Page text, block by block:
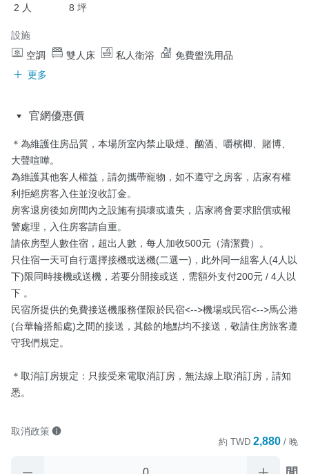
2 人
8 坪
設施
空調
雙人床 私人衛浴
免費盥洗用品
更多
官網優惠價
＊為維護住房品質，本場所室內禁止吸煙、酗酒、嚼檳楖、賭博、
大聲喧嘩。
為維護其他客人權益，請勿攜帶寵物，如不遵守之房客，店家有權
利拒絕房客入住並沒收訂金。
房客退房後如房間內之設施有損壞或遺失，店家將會要求賠償或報
警處理，入住房客請自重。
請依房型人數住宿，超出人數，每人加收500元（清潔費）。
只住宿一天可自行選擇接機或送機(二選一)，此外同一組客人(4人以
下)限同時接機或送機，若要分開接或送，需額外支付200元 / 4人以
下 。
民宿所提供的免費接送機服務僅限於民宿<-->機場或民宿<-->馬公港
(台華輪搭船處)之間的接送，其餘的地點均不接送，敬請住房旅客遵
守我們規定。
＊取消訂房規定：只接受來電取消訂房，無法線上取消訂房，請知
悉。
取消政策
約 TWD 2,880 / 晚